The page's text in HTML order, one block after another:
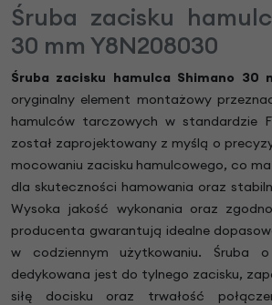
Śruba zacisku
30 mm Y8N208030
Śruba zacisku hamulca Shimano 30
oryginalny element montażowy
hamulców tarczowych w standardzie
został zaprojektowany z myślą o
mocowaniu zacisku hamulcowego, co
dla skuteczności hamowania oraz
Wysoka jakość wykonania oraz
producenta gwarantują idealne
w codziennym użytkowaniu. Śruba
dedykowana jest do tylnego zacisku,
siłę docisku oraz trwałość